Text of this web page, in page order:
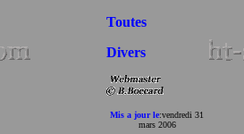
Toutes
Divers
Mis a jour le:vendredi 31
mars 2006